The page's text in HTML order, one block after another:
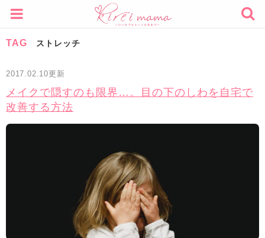
TAG ストレッチ
2017.02.10更新
メイクで隠すのも限界…。目の下のしわを自宅で
改善する方法